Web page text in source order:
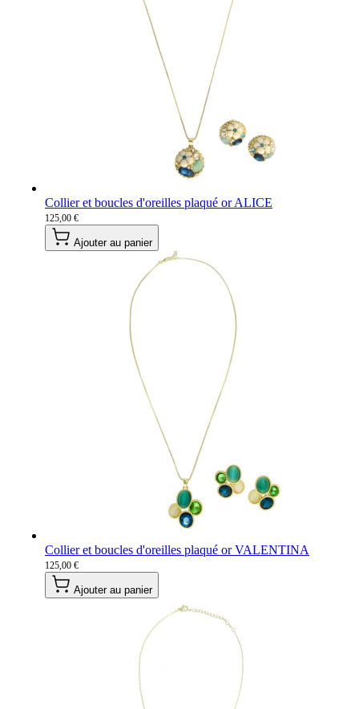
Collier et boucles d'oreilles plaqué or ALICE
125,00 €
Ajouter au panier
Collier et boucles d'oreilles plaqué or VALENTINA
125,00 €
Ajouter au panier